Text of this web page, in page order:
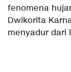
fenomena
Dwikorita
menyadur dari